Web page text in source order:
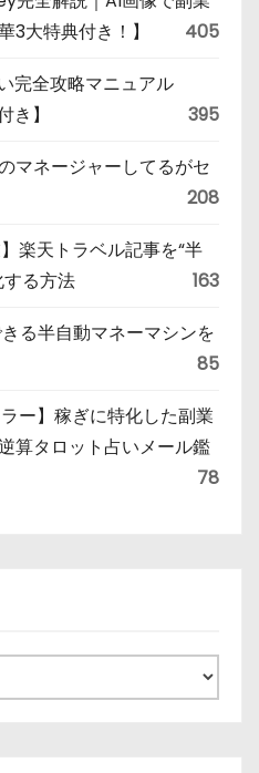
3大特典付き！】
405
完全攻略マニュアル
き】
395
マネージャーしてるがセ
208
楽天トラベル記事を“半
する方法
163
る半自動マネーマシンを
85
ー】稼ぎに特化した副業
算タロット占いメール鑑
78